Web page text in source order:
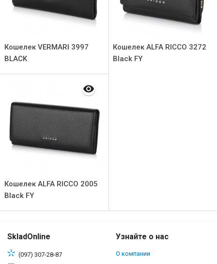
Кошелек VERMARI 3997
BLACK
Кошелек ALFA RICCO 3272
Black FY
Кошелек ALFA RICCO 2005
Black FY
SkladOnline
(097) 307-28-87
Узнайте о нас
О компании